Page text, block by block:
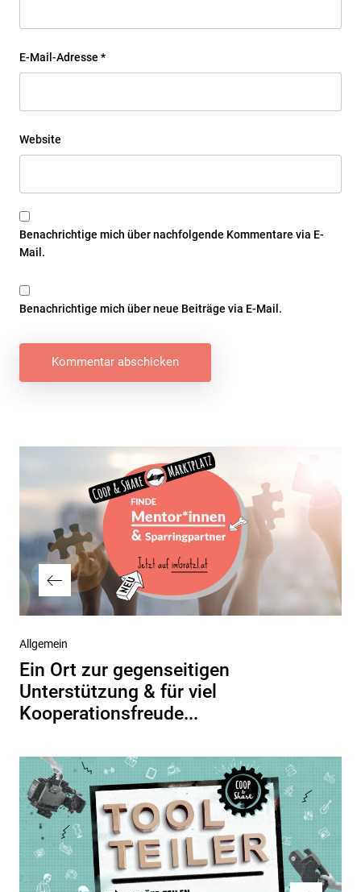
E-Mail-Adresse *
Website
Benachrichtige mich über nachfolgende Kommentare via E-
Mail.
Benachrichtige mich über neue Beiträge via E-Mail.
Vorheriger
Beitrag
Allgemein
Ein Ort zur gegenseitigen
Unterstützung & für viel
Kooperationsfreude...